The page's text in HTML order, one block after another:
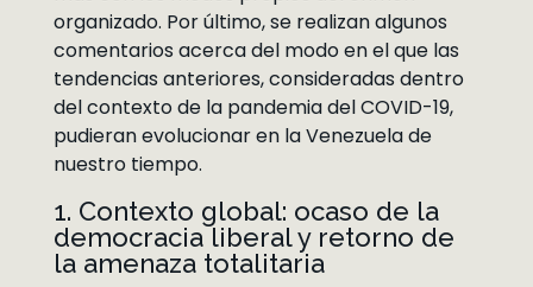
organizado. Por último, se realizan algunos
comentarios acerca del modo en el que las
tendencias anteriores, consideradas dentro
del contexto de la pandemia del COVID-19,
pudieran evolucionar en la Venezuela de
nuestro tiempo.
1. Contexto global: ocaso de la
democracia liberal y retorno de
la amenaza totalitaria